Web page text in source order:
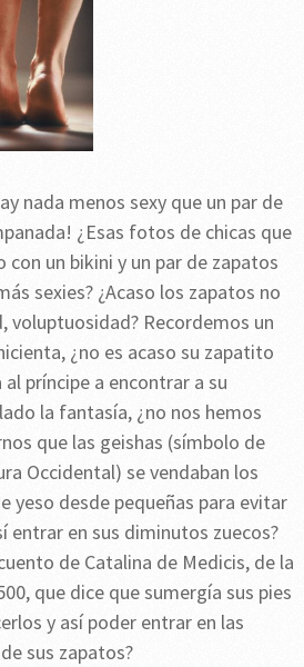
nada menos sexy que un par de
¿Esas fotos de chicas que
con un bikini y un par de zapatos
sexies? ¿Acaso los zapatos no
voluptuosidad? Recordemos un
¿no es acaso su zapatito
príncipe a encontrar a su
la fantasía, ¿no nos hemos
que las geishas (símbolo de
Occidental) se vendaban los
yeso desde pequeñas para evitar
entrar en sus diminutos zuecos?
de Catalina de Medicis, de la
que dice que sumergía sus pies
y así poder entrar en las
sus zapatos?